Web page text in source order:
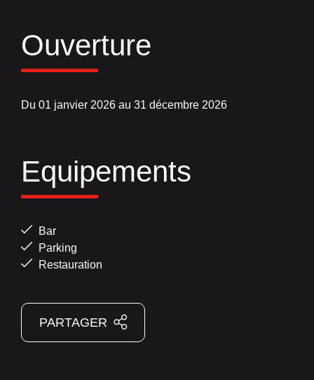
Ouverture
Du 01 janvier 2026 au 31 décembre 2026
Equipements
Bar
Parking
Restauration
PARTAGER